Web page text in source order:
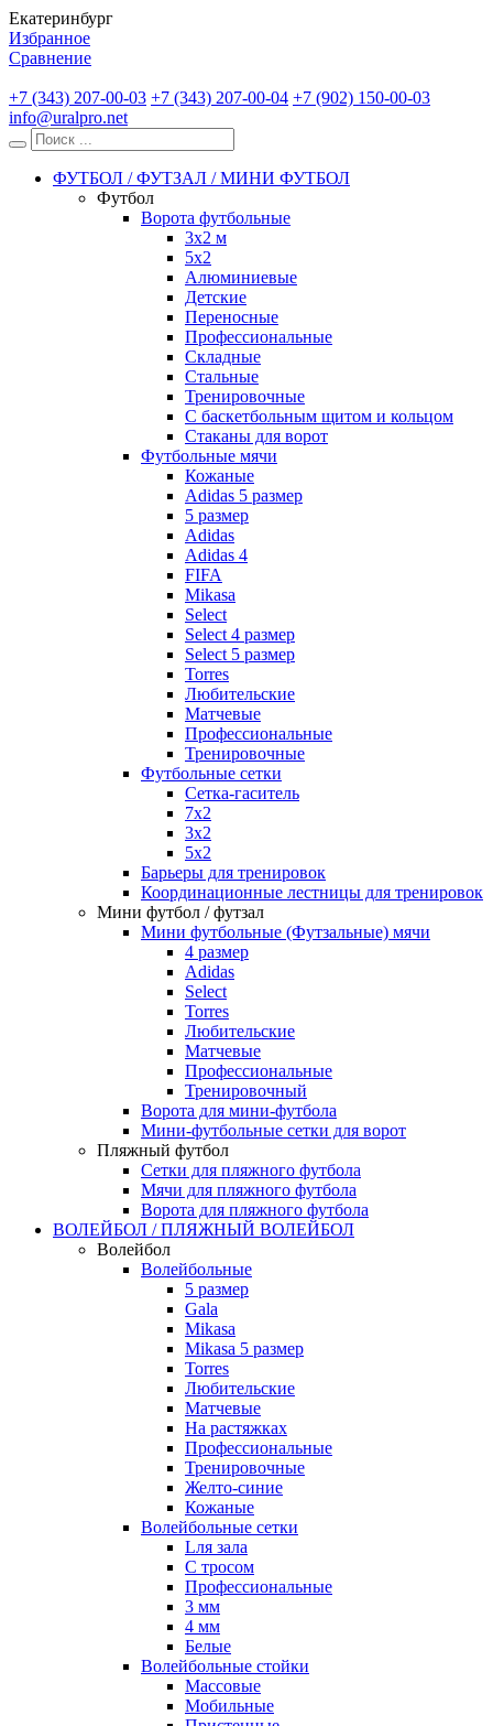
Екатеринбург
Избранное
Сравнение
+7 (343) 207-00-03 +7 (343) 207-00-04 +7 (902) 150-00-03
info@uralpro.net
ФУТБОЛ / ФУТЗАЛ / МИНИ ФУТБОЛ
Футбол
Ворота футбольные
3х2 м
5х2
Алюминиевые
Детские
Переносные
Профессиональные
Складные
Стальные
Тренировочные
С баскетбольным щитом и кольцом
Стаканы для ворот
Футбольные мячи
Кожаные
Adidas 5 размер
5 размер
Adidas
Adidas 4
FIFA
Mikasa
Select
Select 4 размер
Select 5 размер
Torres
Любительские
Матчевые
Профессиональные
Тренировочные
Футбольные сетки
Сетка-гаситель
7x2
3х2
5х2
Барьеры для тренировок
Координационные лестницы для тренировок
Мини футбол / футзал
Мини футбольные (Футзальные) мячи
4 размер
Adidas
Select
Torres
Любительские
Матчевые
Профессиональные
Тренировочный
Ворота для мини-футбола
Мини-футбольные сетки для ворот
Пляжный футбол
Сетки для пляжного футбола
Мячи для пляжного футбола
Ворота для пляжного футбола
ВОЛЕЙБОЛ / ПЛЯЖНЫЙ ВОЛЕЙБОЛ
Волейбол
Волейбольные
5 размер
Gala
Mikasa
Mikasa 5 размер
Torres
Любительские
Матчевые
На растяжках
Профессиональные
Тренировочные
Желто-синие
Кожаные
Волейбольные сетки
Lля зала
C тросом
Профессиональные
3 мм
4 мм
Белые
Волейбольные стойки
Массовые
Мобильные